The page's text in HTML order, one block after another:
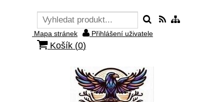
Mapa stránek Přihlášení uživatele
Košík (0)